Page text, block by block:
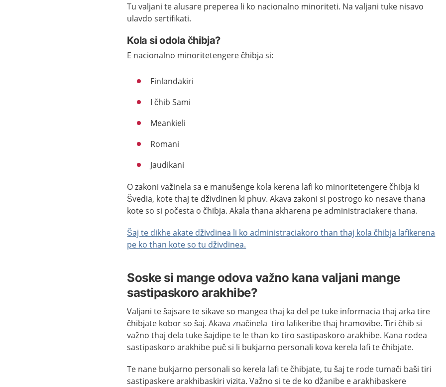
Tu valjani te alusare preperea li ko nacionalno minoriteti. Na valjani tuke nisavo
ulavdo sertifikati.
Kola si odola čhibja?
E nacionalno minoritetengere čhibja si:
Finlandakiri
I čhib Sami
Meankieli
Romani
Jaudikani
O zakoni važinela sa e manušenge kola kerena lafi ko minoritetengere čhibja ki
Švedia, kote thaj te dživdinen ki phuv. Akava zakoni si postrogo ko nesave thana
kote so si počesta o čhibja. Akala thana akharena pe administraciakere thana.
Šaj te dikhe akate dživdinea li ko administraciakoro than thaj kola čhibja lafikerena
pe ko than kote so tu dživdinea.
Soske si mange odova važno kana valjani mange
sastipaskoro arakhibe?
Valjani te šajsare te sikave so mangea thaj ka del pe tuke informacia thaj arka tire
čhibjate kobor so šaj. Akava značinela tiro lafikeribe thaj hramovibe. Tiri čhib si
važno thaj dela tuke šajdipe te le than ko tiro sastipaskoro arakhibe. Kana rodea
sastipaskoro arakhibe puč si li bukjarno personali kova kerela lafi te čhibjate.
Te nane bukjarno personali so kerela lafi te čhibjate, tu šaj te rode tumači baši tiri
sastipaskere arakhibaskiri vizita. Važno si te de ko džanibe e arakhibaskere